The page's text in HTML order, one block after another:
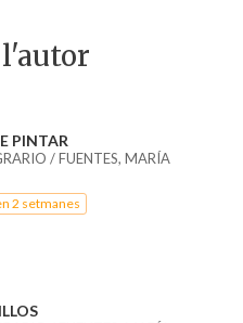
PINTAR
/ FUENTES, MARÍA
2 setmanes